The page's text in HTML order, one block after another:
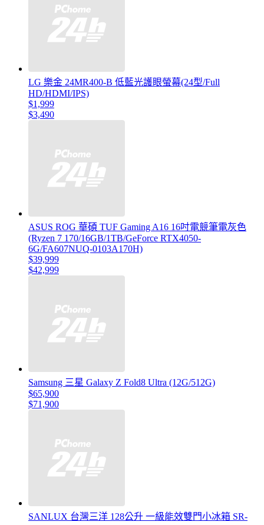
LG 樂金 24MR400-B 低藍光護眼螢幕(24型/Full
HD/HDMI/IPS)
$1,999
$3,490
ASUS ROG 華碩 TUF Gaming A16 16吋電競筆電灰色
(Ryzen 7 170/16GB/1TB/GeForce RTX4050-
6G/FA607NUQ-0103A170H)
$39,999
$42,999
Samsung 三星 Galaxy Z Fold8 Ultra (12G/512G)
$65,900
$71,900
SANLUX 台灣三洋 128公升 一級能效雙門小冰箱 SR-